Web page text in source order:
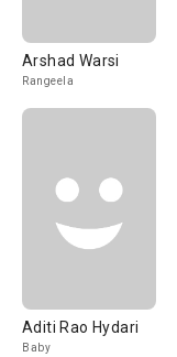
Arshad Warsi
Rangeela
Aditi Rao Hydari
Baby